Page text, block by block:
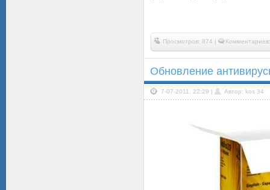
Просмотров: 874 |
Обновление
7-07-2011, 22:29 | Автор: kos 34